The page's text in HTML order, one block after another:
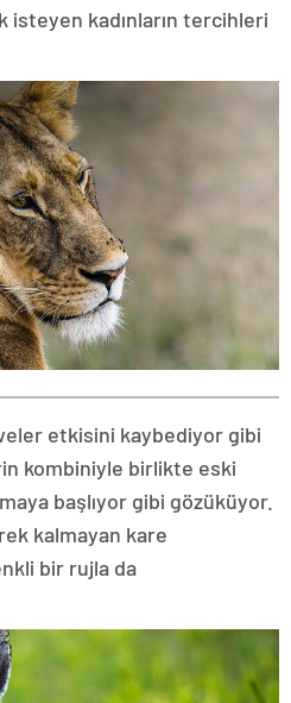
isteyen kadınların tercihleri
etkisini kaybediyor gibi
kombiniyle birlikte eski
başlıyor gibi gözüküyor.
kalmayan kare
bir rujla da